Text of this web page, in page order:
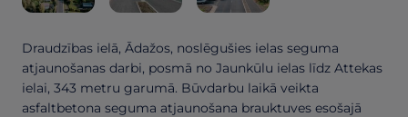
Draudzības ielā, Ādažos, noslēgušies ielas seguma
atjaunošanas darbi, posmā no Jaunkūlu ielas līdz Attekas
ielai, 343 metru garumā. Būvdarbu laikā veikta
asfaltbetona seguma atjaunošana brauktuves esošajā